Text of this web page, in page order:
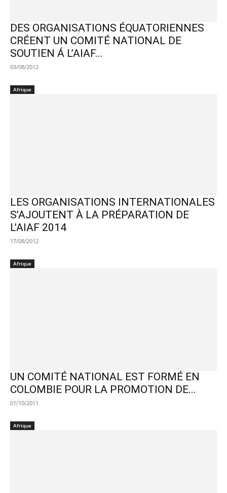
DES ORGANISATIONS ÉQUATORIENNES
CRÉENT UN COMITÉ NATIONAL DE
SOUTIEN Á L’AIAF...
03/08/2012
Afrique
LES ORGANISATIONS INTERNATIONALES
S’AJOUTENT À LA PRÉPARATION DE
L’AIAF 2014
17/08/2012
Afrique
UN COMITÉ NATIONAL EST FORMÉ EN
COLOMBIE POUR LA PROMOTION DE...
01/10/2011
Afrique